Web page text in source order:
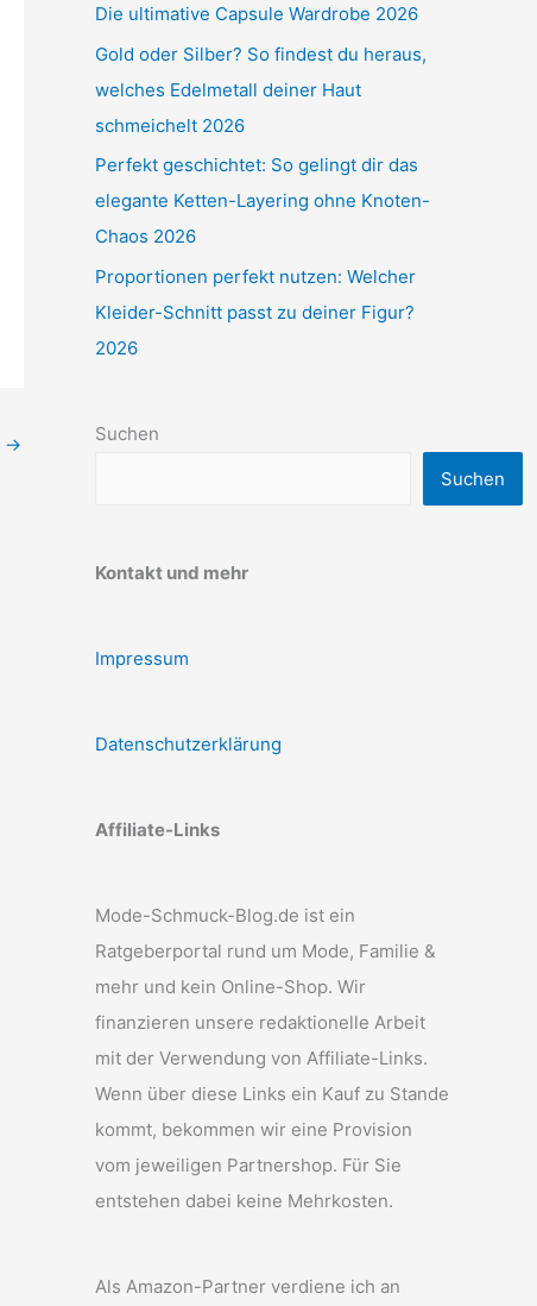
→
Die ultimative Capsule Wardrobe 2026
Gold oder Silber? So findest du heraus,
welches Edelmetall deiner Haut
schmeichelt 2026
Perfekt geschichtet: So gelingt dir das
elegante Ketten-Layering ohne Knoten-
Chaos 2026
Proportionen perfekt nutzen: Welcher
Kleider-Schnitt passt zu deiner Figur?
2026
Suchen
Suchen
Kontakt und mehr
Impressum
Datenschutzerklärung
Affiliate-Links
Mode-Schmuck-Blog.de ist ein
Ratgeberportal rund um Mode, Familie &
mehr und kein Online-Shop. Wir
finanzieren unsere redaktionelle Arbeit
mit der Verwendung von Affiliate-Links.
Wenn über diese Links ein Kauf zu Stande
kommt, bekommen wir eine Provision
vom jeweiligen Partnershop. Für Sie
entstehen dabei keine Mehrkosten.
Als Amazon-Partner verdiene ich an